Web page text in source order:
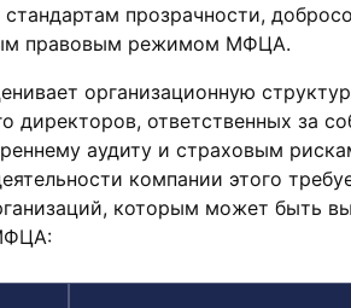
прозрачности,
правовым режимом МФЦА.
организационную
директоров, ответственных за
аудиту и страховым
компании этого
которым может быть